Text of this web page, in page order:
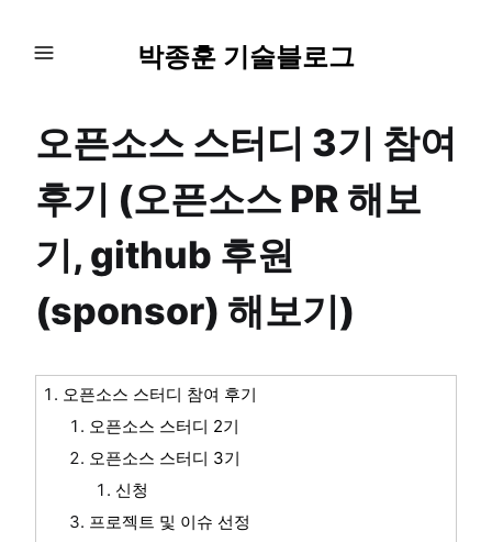
박종훈 기술블로그
오픈소스 스터디 3기 참여
후기 (오픈소스 PR 해보
기, github 후원
(sponsor) 해보기)
오픈소스 스터디 참여 후기
오픈소스 스터디 2기
오픈소스 스터디 3기
신청
프로젝트 및 이슈 선정